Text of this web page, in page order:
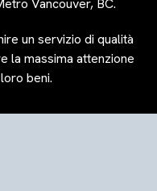
Vancouver, BC.
un servizio di qualità
la massima attenzione
beni.